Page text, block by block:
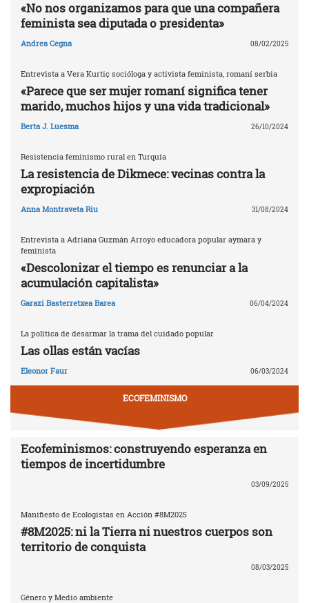
«No nos organizamos para que una compañera
feminista sea diputada o presidenta»
Andrea Cegna 08/02/2025
Entrevista a Vera Kurtiç socióloga y activista feminista, romaní serbia
«Parece que ser mujer romaní significa tener
marido, muchos hijos y una vida tradicional»
Berta J. Luesma 26/10/2024
Resistencia feminismo rural en Turquía
La resistencia de Dikmece: vecinas contra la
expropiación
Anna Montraveta Riu 31/08/2024
Entrevista a Adriana Guzmán Arroyo educadora popular aymara y
feminista
«Descolonizar el tiempo es renunciar a la
acumulación capitalista»
Garazi Basterretxea Barea 06/04/2024
La política de desarmar la trama del cuidado popular
Las ollas están vacías
Eleonor Faur 06/03/2024
ECOFEMINISMO
Ecofeminismos: construyendo esperanza en
tiempos de incertidumbre
03/09/2025
Manifiesto de Ecologistas en Acción #8M2025
#8M2025: ni la Tierra ni nuestros cuerpos son
territorio de conquista
08/03/2025
Género y Medio ambiente